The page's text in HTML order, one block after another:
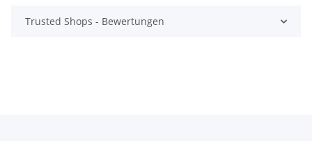
Trusted Shops - Bewertungen